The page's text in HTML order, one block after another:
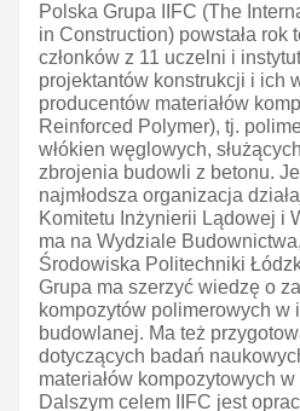
Polska Grupa IIFC (The
in Construction) powstała rok
członków z 11 uczelni i
projektantów konstrukcji i ich
producentów materiałów
Reinforced Polymer), tj.
włókien węglowych,
zbrojenia budowli z betonu.
najmłodsza organizacja
Komitetu Inżynierii Lądowej i
ma na Wydziale
Środowiska Politechniki
Grupa ma szerzyć wiedzę o
kompozytów polimerowych w
budowlanej. Ma też
dotyczących badań
materiałów kompozytowych
Dalszym celem IIFC jest